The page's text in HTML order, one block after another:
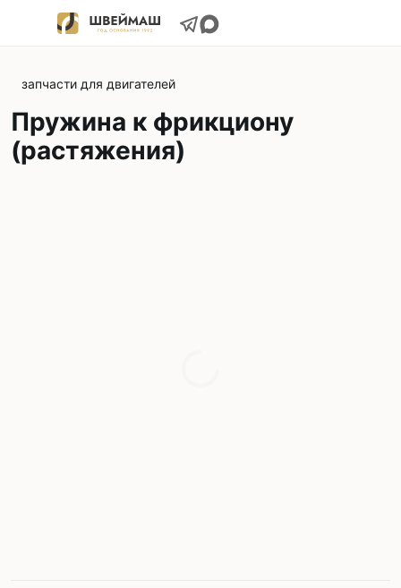
запчасти для двигателей
Пружина к фрикциону
(растяжения)